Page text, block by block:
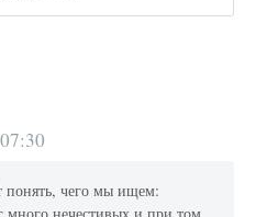
понять, чего мы ищем: